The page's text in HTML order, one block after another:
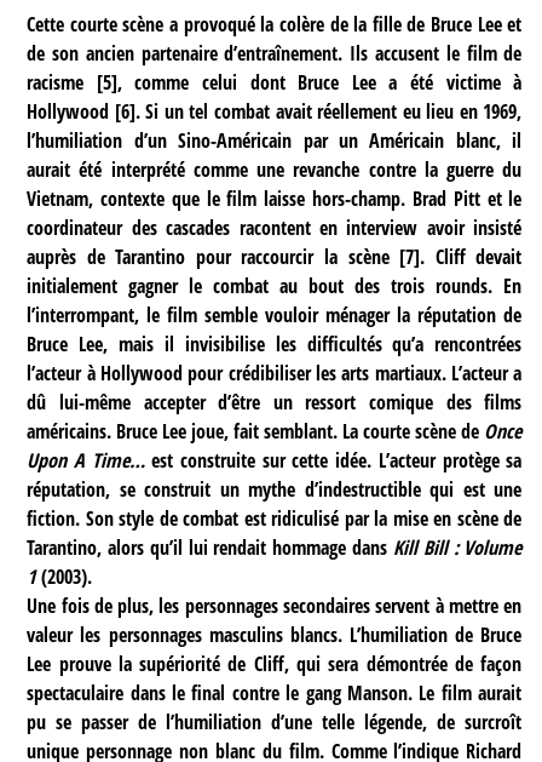
Cette courte scène a provoqué la colère de la fille de Bruce Lee et
de son ancien partenaire d’entraînement. Ils accusent le film de
racisme [5], comme celui dont Bruce Lee a été victime à
Hollywood [6]. Si un tel combat avait réellement eu lieu en 1969,
l’humiliation d’un Sino-Américain par un Américain blanc, il
aurait été interprété comme une revanche contre la guerre du
Vietnam, contexte que le film laisse hors-champ. Brad Pitt et le
coordinateur des cascades racontent en interview avoir insisté
auprès de Tarantino pour raccourcir la scène[7]. Cliff devait
initialement gagner le combat au bout des trois rounds. En
l’interrompant, le film semble vouloir ménager la réputation de
Bruce Lee, mais il invisibilise les difficultés qu’a rencontrées
l’acteur à Hollywood pour crédibiliser les arts martiaux. L’acteur a
dû lui-même accepter d’être un ressort comique des films
américains. Bruce Lee joue, fait semblant. La courte scène de Once
Upon A Time…est construite sur cette idée. L’acteur protège sa
réputation, se construit un mythe d’indestructible qui est une
fiction. Son style de combat est ridiculisé par la mise en scène de
Tarantino, alors qu’il lui rendait hommage dans Kill Bill : Volume
1(2003).
Une fois de plus, les personnages secondaires servent à mettre en
valeur les personnages masculins blancs. L’humiliation de Bruce
Lee prouve la supériorité de Cliff, qui sera démontrée de façon
spectaculaire dans le final contre le gang Manson. Le film aurait
pu se passer de l’humiliation d’une telle légende, de surcroît
unique personnage non blanc du film. Comme l’indique Richard